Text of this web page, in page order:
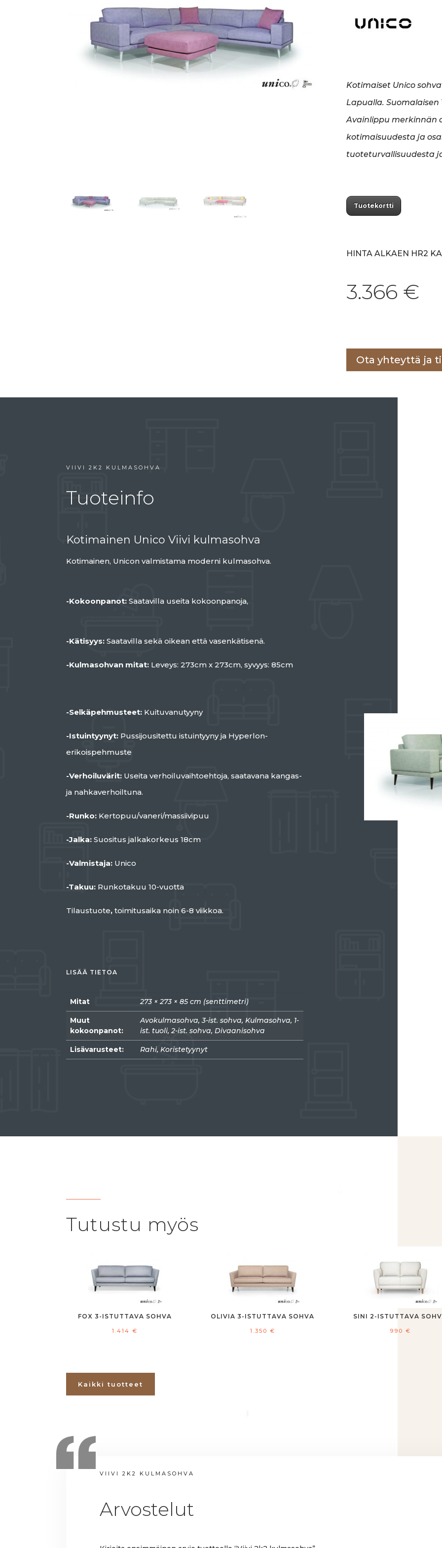
Kotimaiset Unico
Lapualla.
Avainlippu merkinnän
kotimaisuudesta ja
tuoteturvallisuudesta
Tuotekortti
HINTA ALKAEN HR2
3.366 €
Ota yhteyttä ja
VIIVI 2K2 KULMASOHVA
Tuoteinfo
Kotimainen Unico Viivi kulmasohva
Kotimainen, Unicon valmistama moderni kulmasohva.
-Kokoonpanot:Saatavilla useita kokoonpanoja,
-Kätisyys:Saatavilla sekä oikean että vasenkätisenä.
-Kulmasohvan mitat: Leveys: 273cm x 273cm, syvyys: 85cm
-Selkäpehmusteet: Kuituvanutyyny
-Istuintyynyt: Pussijousitettu istuintyyny ja Hyperlon-
erikoispehmuste
-Verhoiluvärit: Useita verhoiluvaihtoehtoja, saatavana kangas-
ja nahkaverhoiltuna.
-Runko: Kertopuu/vaneri/massiivipuu
-Jalka:Suositus jalkakorkeus 18cm
-Valmistaja: Unico
-Takuu: Runkotakuu 10-vuotta
Tilaustuote, toimitusaika noin 6-8 viikkoa.
LISÄÄ TIETOA
Mitat 273 × 273 × 85 cm (senttimetri)
Muut
kokoonpanot:
Avokulmasohva, 3-ist. sohva, Kulmasohva, 1-
ist. tuoli, 2-ist. sohva, Divaanisohva
Lisävarusteet: Rahi, Koristetyynyt
Tutustu myös
FOX 3-ISTUTTAVA SOHVA
1.414€
OLIVIA 3-ISTUTTAVA SOHVA
1.350 €
SINI 2-ISTUTTAVA
990 €
Kaikki tuotteet
VIIVI 2K2 KULMASOHVA
Arvostelut